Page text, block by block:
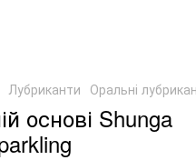
Лубриканти Оральні
основі Shunga